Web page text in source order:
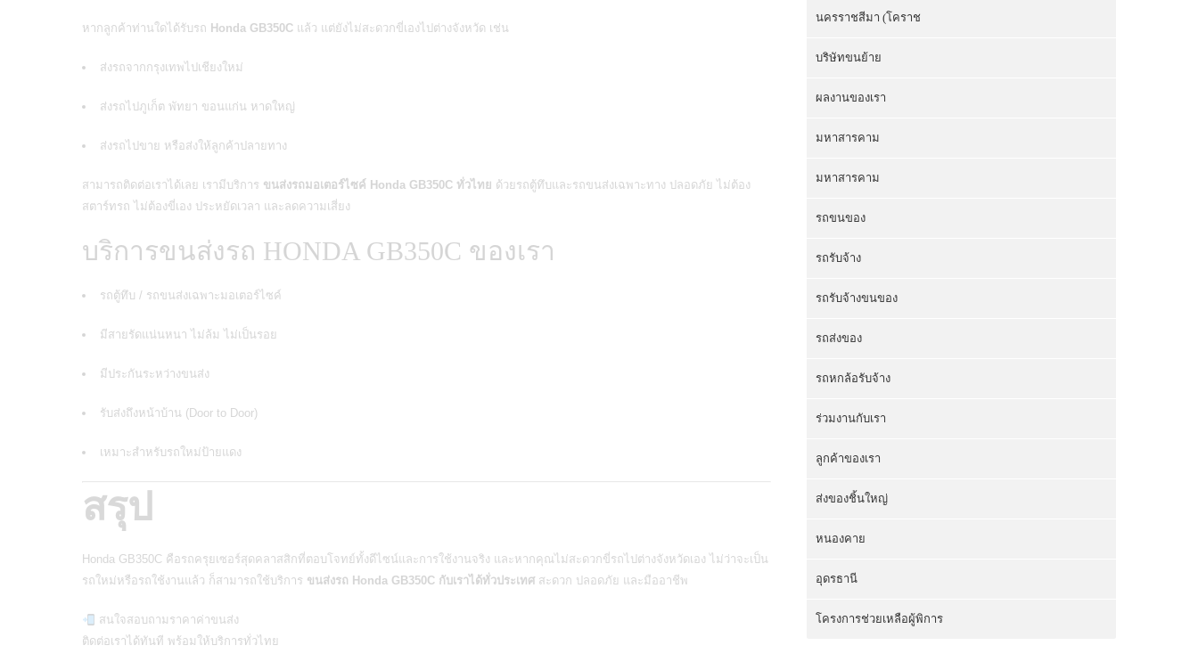
หากลูกค้าท่านใดได้รับรถ Honda GB350C แล้ว แต่ยังไม่สะดวกขี่เองไปต่างจังหวัด เช่น
ส่งรถจากกรุงเทพไปเชียงใหม่
ส่งรถไปภูเก็ต พัทยา ขอนแก่น หาดใหญ่
ส่งรถไปขาย หรือส่งให้ลูกค้าปลายทาง
สามารถติดต่อเราได้เลย เรามีบริการ ขนส่งรถมอเตอร์ไซค์ Honda GB350C ทั่วไทย ด้วยรถตู้ทึบและรถขนส่งเฉพาะทาง ปลอดภัย ไม่ต้อง
สตาร์ทรถ ไม่ต้องขี่เอง ประหยัดเวลา และลดความเสี่ยง
บริการขนส่งรถ HONDA GB350C ของเรา
รถตู้ทึบ / รถขนส่งเฉพาะมอเตอร์ไซค์
มีสายรัดแน่นหนา ไม่ล้ม ไม่เป็นรอย
มีประกันระหว่างขนส่ง
รับส่งถึงหน้าบ้าน (Door to Door)
เหมาะสำหรับรถใหม่ป้ายแดง
สรุป
Honda GB350C คือรถครุยเซอร์สุดคลาสสิกที่ตอบโจทย์ทั้งดีไซน์และการใช้งานจริง และหากคุณไม่สะดวกขี่รถไปต่างจังหวัดเอง ไม่ว่าจะเป็น
รถใหม่หรือรถใช้งานแล้ว ก็สามารถใช้บริการ ขนส่งรถ Honda GB350C กับเราได้ทั่วประเทศ สะดวก ปลอดภัย และมืออาชีพ
สนใจสอบถามราคาค่าขนส่ง
ติดต่อเราได้ทันที พร้อมให้บริการทั่วไทย
นครราชสีมา (โคราช
บริษัทขนย้าย
ผลงานของเรา
มหาสารคาม
มหาสารคาม
รถขนของ
รถรับจ้าง
รถรับจ้างขนของ
รถส่งของ
รถหกล้อรับจ้าง
ร่วมงานกับเรา
ลูกค้าของเรา
ส่งของชิ้นใหญ่
หนองคาย
อุดรธานี
โครงการช่วยเหลือผู้พิการ